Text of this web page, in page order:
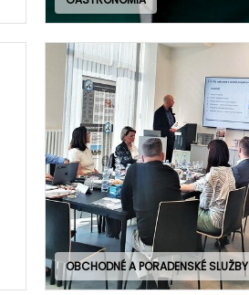
OBCHODNÉ A PORADENSKÉ SLUŽBY